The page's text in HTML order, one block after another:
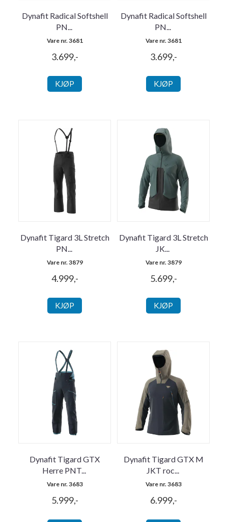
Dynafit Radical Softshell
PN...
Vare nr. 3681
3.699,-
KJØP
Dynafit Radical Softshell
PN...
Vare nr. 3681
3.699,-
KJØP
Dynafit Tigard 3L Stretch
PN...
Vare nr. 3879
4.999,-
KJØP
Dynafit Tigard 3L Stretch
JK...
Vare nr. 3879
5.699,-
KJØP
Dynafit Tigard GTX
Herre PNT...
Vare nr. 3683
5.999,-
Dynafit Tigard GTX M
JKT roc...
Vare nr. 3683
6.999,-